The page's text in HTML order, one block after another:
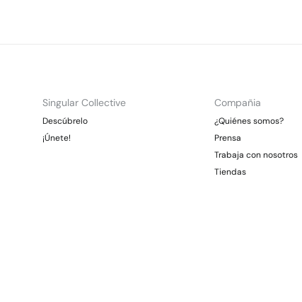
Singular Collective
Descúbrelo
¡Únete!
Compañia
¿Quiénes somos?
Prensa
Trabaja con nosotros
Tiendas